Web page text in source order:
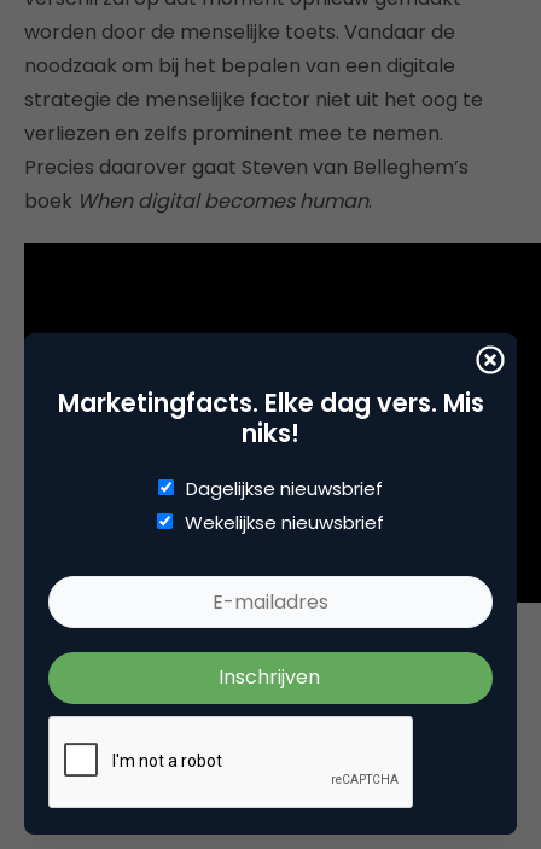
worden door de menselijke toets. Vandaar de
noodzaak om bij het bepalen van een digitale
strategie de menselijke factor niet uit het oog te
verliezen en zelfs prominent mee te nemen.
Precies daarover gaat Steven van Belleghem’s
boek When digital becomes human.
In het onderzoeksrapportExpeditie Marketing, een
initiatief van Canon en spotONvision, dat ook
binnenkort verschijnt, staat customer centricity
centraal en werpt Steven samen met mij een blik
op de onderwerpen die voor de marketeers
aandacht behoeven.
Marketingfacts. Elke dag vers. Mis
niks!
Dagelijkse nieuwsbrief
Wekelijkse nieuwsbrief